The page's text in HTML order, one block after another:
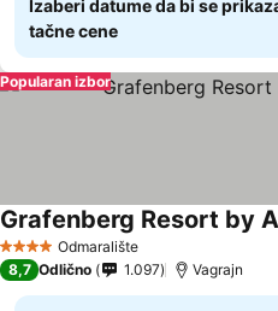
Izaberi datume da bi se
tačne cene
Popularan izbor
4 ZvezdiceOdmaralište
Grafenberg Resort by
8,7 Odlično 1.097 Vagrajn